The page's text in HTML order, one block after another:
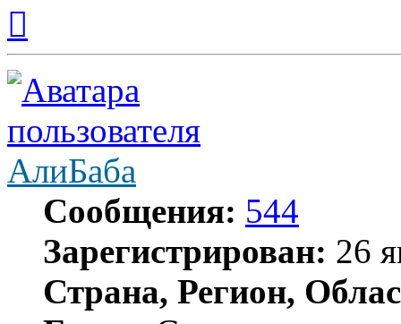
началу
АлиБаба
Сообщения: 544
Зарегистрирован: 26
Страна, Регион,